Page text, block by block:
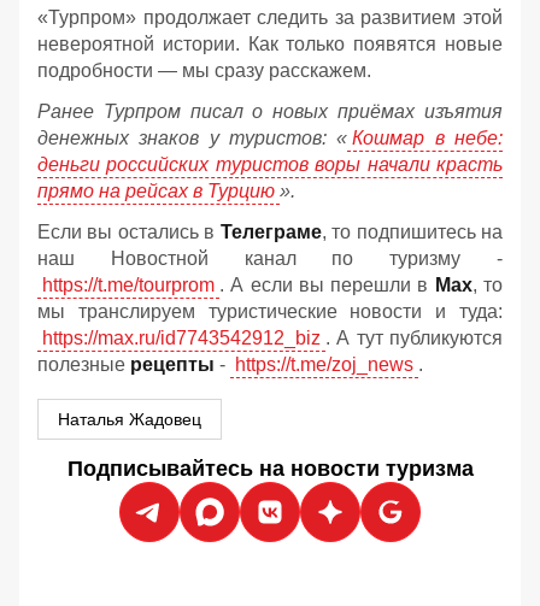
«Турпром» продолжает следить за развитием этой
невероятной истории. Как только появятся новые
подробности — мы сразу расскажем.
Ранее Турпром писал о новых приёмах изъятия
денежных знаков у туристов: « Кошмар в небе:
деньги российских туристов воры начали красть
прямо на рейсах в Турцию ».
Если вы остались в Телеграме, то подпишитесь на
наш Новостной канал по туризму -
https://t.me/tourprom . А если вы перешли в Мах, то
мы транслируем туристические новости и туда:
https://max.ru/id7743542912_biz . А тут публикуются
полезные рецепты - https://t.me/zoj_news .
Наталья Жадовец
Подписывайтесь на новости туризма